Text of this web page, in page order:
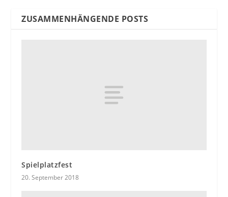
ZUSAMMENHÄNGENDE POSTS
Spielplatzfest
20. September 2018